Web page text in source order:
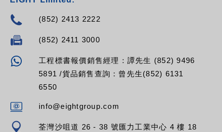
(852) 2413 2222
(852) 2411 3000
工程標書報價銷售經理：譚先生 (852) 9496
5891 /貨品銷售查詢：曾先生(852) 6131
6550
info@eightgroup.com
荃灣沙咀道 26 - 38 號匯力工業中心 4 樓 18